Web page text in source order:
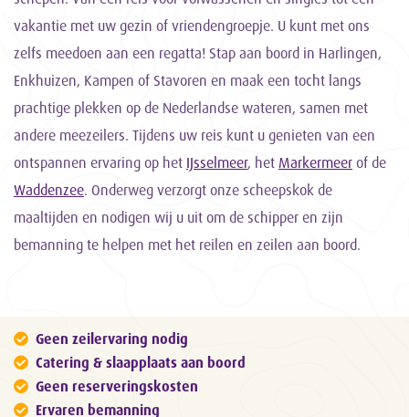
vakantie met uw gezin of vriendengroepje. U kunt met ons
zelfs meedoen aan een regatta! Stap aan boord in Harlingen,
Enkhuizen, Kampen of Stavoren en maak een tocht langs
prachtige plekken op de Nederlandse wateren, samen met
andere meezeilers. Tijdens uw reis kunt u genieten van een
ontspannen ervaring op het IJsselmeer, het Markermeer of de
Waddenzee. Onderweg verzorgt onze scheepskok de
maaltijden en nodigen wij u uit om de schipper en zijn
bemanning te helpen met het reilen en zeilen aan boord.
Geen zeilervaring nodig
Catering & slaapplaats aan boord
Geen reserveringskosten
Ervaren bemanning